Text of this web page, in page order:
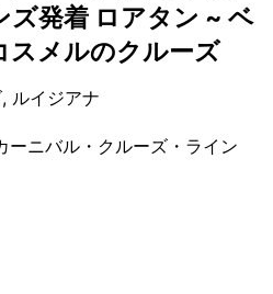
ズ発着 ロアタン ~ ベ
スメルのクルーズ
ルイジアナ
ーニバル・クルーズ・ライン